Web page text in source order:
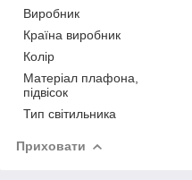
Виробник
Країна виробник
Колір
Матеріал плафона,
підвісок
Тип світильника
Приховати